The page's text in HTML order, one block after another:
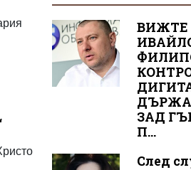
ВИЖТЕ
ЗАД
П...
След